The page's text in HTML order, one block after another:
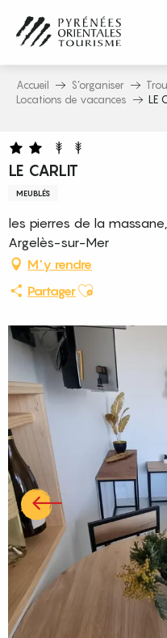
contenu
principal
Accueil S’organiser
Locations de vacances
LE
LE CARLIT
MEUBLÉS
les pierres de la
Argelès-sur-Mer
M'y rendre
PartagerAjouter aux